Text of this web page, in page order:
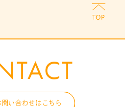
問い合わせはこちら